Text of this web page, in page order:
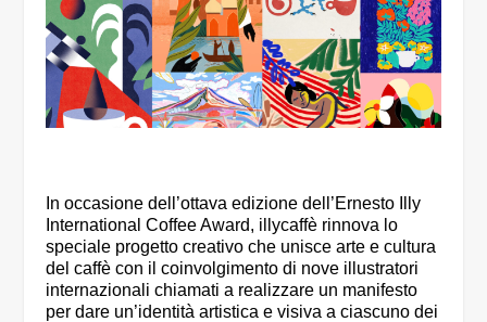
In occasione dell’ottava edizione dell’Ernesto Illy
International Coffee Award, illycaffè rinnova lo
speciale progetto creativo che unisce arte e cultura
del caffè con il coinvolgimento di nove illustratori
internazionali chiamati a realizzare un manifesto
per dare un’identità artistica e visiva a ciascuno dei